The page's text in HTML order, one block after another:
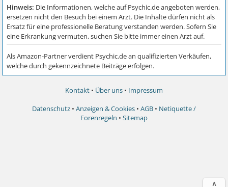
Kontakt • Über uns • Impressum
Datenschutz • Anzeigen & Cookies • AGB • Netiquette /
Forenregeln • Sitemap
∧